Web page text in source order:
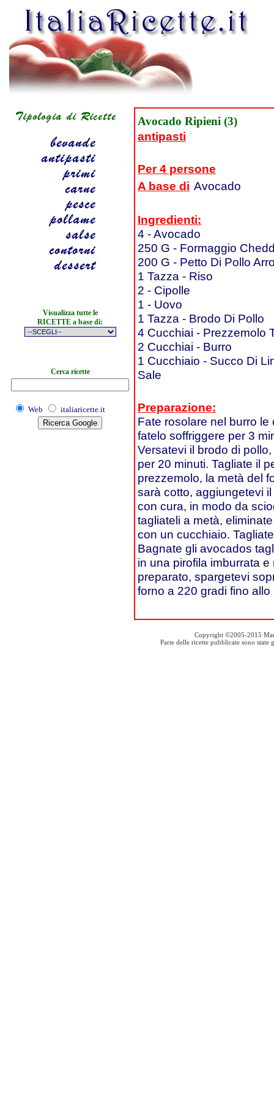
Visualizza tutte le
RICETTE a base di:
Cerca ricette
Web italiaricette.it
Avocado Ripieni (3)
antipasti
Per 4 persone
A base di Avocado
Ingredienti:
4 - Avocado
250 G - Formaggio
200 G - Petto Di Pollo
1 Tazza - Riso
2 - Cipolle
1 - Uovo
1 Tazza - Brodo Di Pollo
4 Cucchiai - Prezzemolo
2 Cucchiai - Burro
1 Cucchiaio - Succo Di
Sale
Preparazione:
Fate rosolare nel burro
fatelo soffriggere per 3
Versatevi il brodo di
per 20 minuti. Tagliate il
prezzemolo, la metà del
sarà cotto, aggiungetevi
con cura, in modo da
tagliateli a metà,
con un cucchiaio.
Bagnate gli avocados
in una pirofila imburrata
preparato, spargetevi
forno a 220 gradi fino
Copyright ©2005-2015
Parte delle ricette pubblicate sono state